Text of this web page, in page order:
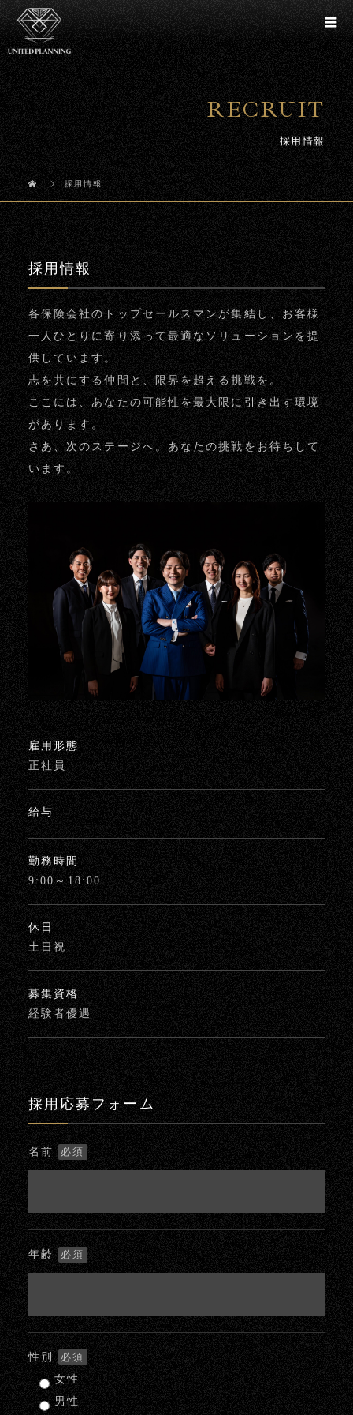
RECRUIT
採用情報
採用情報
採用情報
各保険会社のトップセールスマンが集結し、お客様
一人ひとりに寄り添って最適なソリューションを提
供しています。
志を共にする仲間と、限界を超える挑戦を。
ここには、あなたの可能性を最大限に引き出す環境
があります。
さあ、次のステージへ。あなたの挑戦をお待ちして
います。
雇用形態
正社員
給与
勤務時間
9:00～18:00
休日
土日祝
募集資格
経験者優遇
採用応募フォーム
名前 必須
年齢 必須
性別 必須
女性
男性